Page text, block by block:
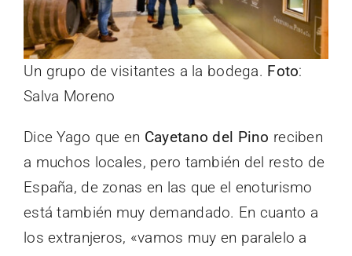
Un grupo de visitantes a la bodega. Foto:
Salva Moreno
Dice Yago que en Cayetano del Pino reciben
a muchos locales, pero también del resto de
España, de zonas en las que el enoturismo
está también muy demandado. En cuanto a
los extranjeros, «vamos muy en paralelo a